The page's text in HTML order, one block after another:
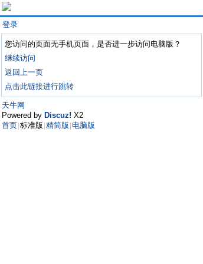
登录
您访问的页面无手机页面，是否进一步访问电脑版？
继续访问
返回上一页
点击此链接进行跳转
天牛网
Powered by Discuz! X2
首页 标准版 精简版 电脑版